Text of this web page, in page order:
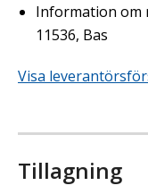
Information om
11536, Bas
Visa
Tillagning